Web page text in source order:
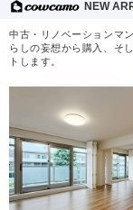
NEW
中古・リノベーションマ
らしの妄想から購入、そ
トします。